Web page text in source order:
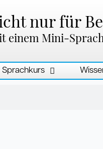
nur für
einem Mini-
Sprachkurs